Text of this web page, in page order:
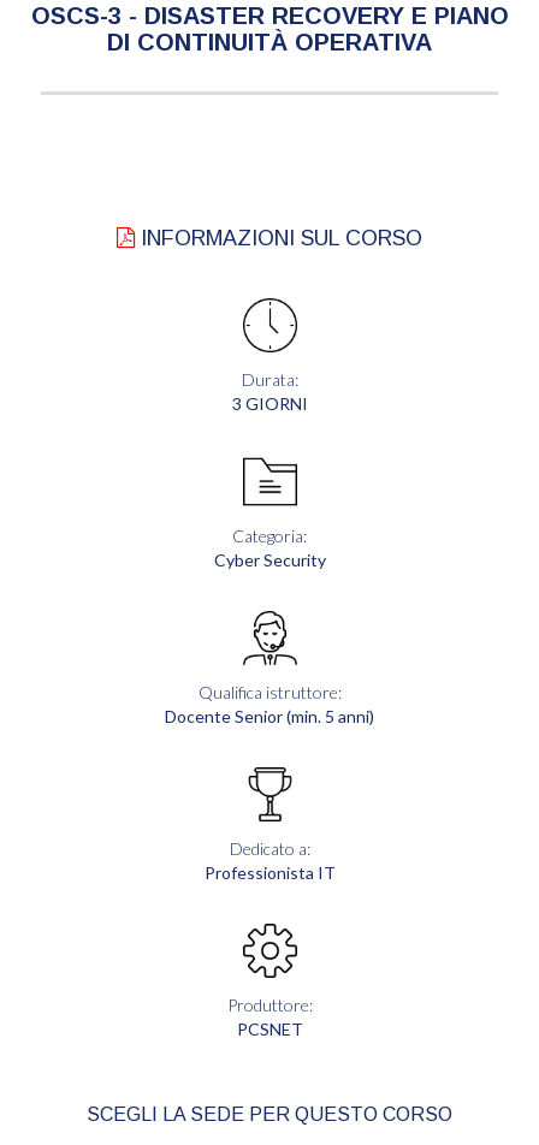
OSCS-3 - DISASTER RECOVERY E PIANO
DI CONTINUITÀ OPERATIVA
INFORMAZIONI SUL CORSO
Durata:
3 GIORNI
Categoria:
Cyber Security
Qualifica istruttore:
Docente Senior (min. 5 anni)
Dedicato a:
Professionista IT
Produttore:
PCSNET
SCEGLI LA SEDE PER QUESTO CORSO